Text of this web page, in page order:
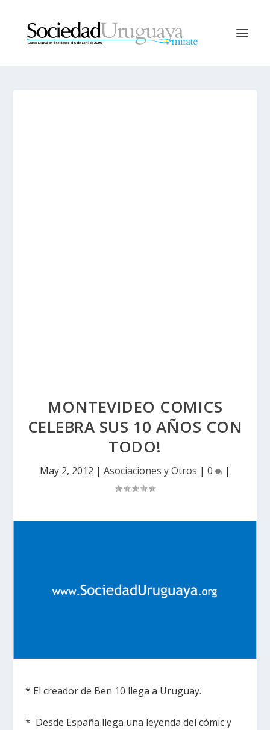
MONTEVIDEO COMICS
CELEBRA SUS 10 AÑOS CON
TODO!
May 2, 2012 | Asociaciones y Otros | 0 |
* El creador de Ben 10 llega a Uruguay.
* Desde España llega una leyenda del cómic y